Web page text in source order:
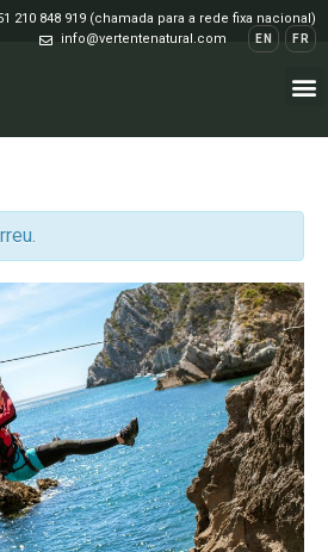
210 848 919 (chamada para a rede fixa nacional)
info@vertentenatural.com
EN FR